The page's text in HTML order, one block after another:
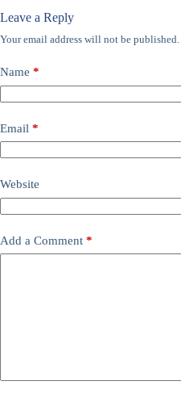
Leave a Reply
Your email address will not be published.
Name *
Email *
Website
Add a Comment *